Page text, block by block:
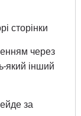
сторінки
через
який інший
за